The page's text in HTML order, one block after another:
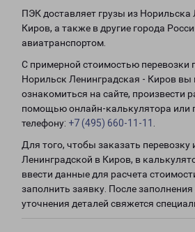
ПЭК доставляет грузы из Норильска
Киров, а также в другие города
авиатранспортом.
С примерной стоимостью перевозки
Норильск Ленинградская - Киров вы
ознакомиться на сайте, произвести
помощью онлайн-калькулятора или
телефону: +7 (495) 660-11-11
Для того, чтобы заказать перевозку
Ленинградской в Киров, в
ввести данные для расчета
заполнить заявку. После
уточнения деталей свяжется